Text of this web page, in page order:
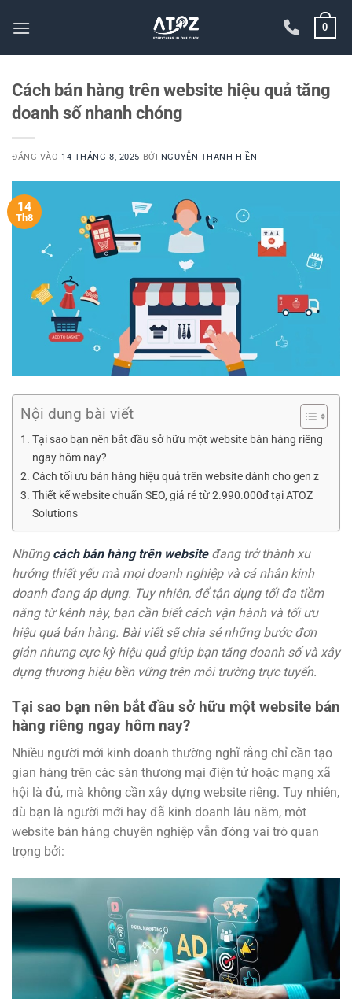
qua
0
Cách bán hàng trên website hiệu quả tăng
doanh số nhanh chóng
ĐĂNG VÀO 14 THÁNG 8, 2025 BỞI NGUYỄN THANH HIỀN
14
Th8
Nội dung bài viết
Tại sao bạn nên bắt đầu sở hữu một website bán hàng riêng
ngay hôm nay?
Cách tối ưu bán hàng hiệu quả trên website dành cho gen z
Thiết kế website chuẩn SEO, giá rẻ từ 2.990.000đ tại ATOZ
Solutions
Những cách bán hàng trên websiteđang trở thành xu
hướng thiết yếu mà mọi doanh nghiệp và cá nhân kinh
doanh đang áp dụng. Tuy nhiên, để tận dụng tối đa tiềm
năng từ kênh này, bạn cần biết cách vận hành và tối ưu
hiệu quả bán hàng. Bài viết sẽ chia sẻ những bước đơn
giản nhưng cực kỳ hiệu quả giúp bạn tăng doanh số và xây
dựng thương hiệu bền vững trên môi trường trực tuyến.
Tại sao bạn nên bắt đầu sở hữu một website bán
hàng riêng ngay hôm nay?
Nhiều người mới kinh doanh thường nghĩ rằng chỉ cần tạo
gian hàng trên các sàn thương mại điện tử hoặc mạng xã
hội là đủ, mà không cần xây dựng website riêng. Tuy nhiên,
dù bạn là người mới hay đã kinh doanh lâu năm, một
website bán hàng chuyên nghiệp vẫn đóng vai trò quan
trọng bởi: